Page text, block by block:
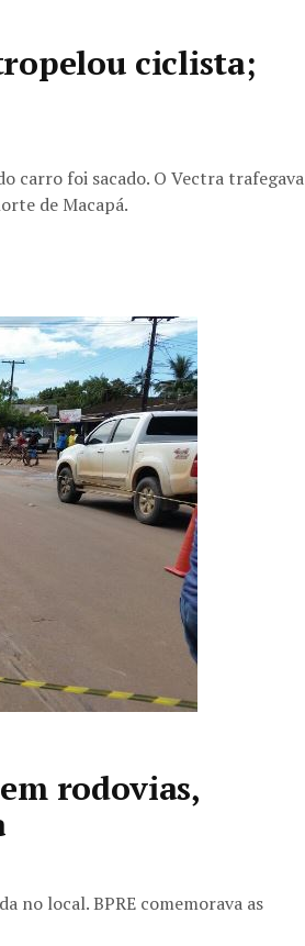
ciclista;
carro foi sacado. O Vectra trafegava
de Macapá.
rodovias,
no local. BPRE comemorava as